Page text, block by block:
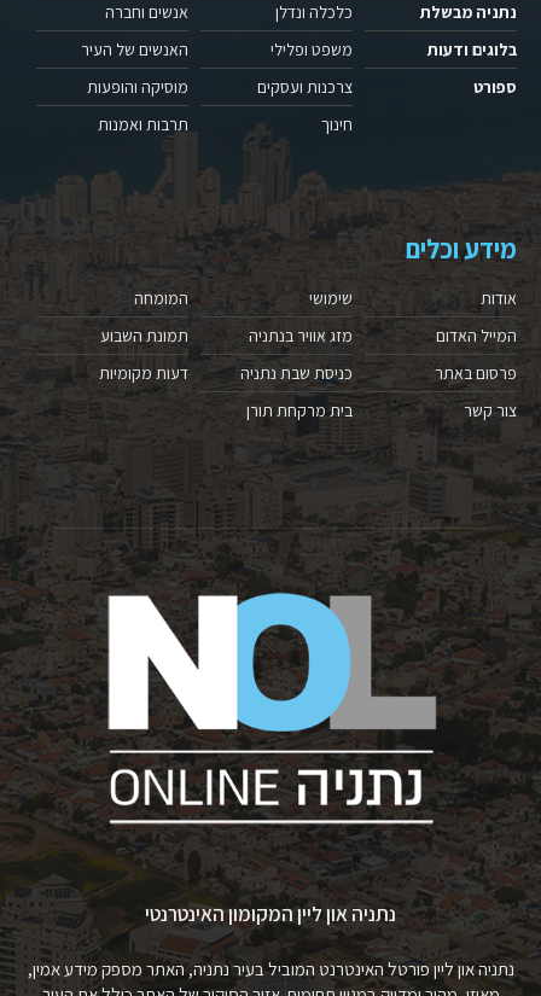
נתניה מבשלת
בלוגים ודעות
ספורט
כלכלה ונדלן
משפט ופלילי
צרכנות ועסקים
חינוך
אנשים וחברה
האנשים של העיר
מוסיקה והופעות
תרבות ואמנות
מידע וכלים
אודות
המייל האדום
פרסום באתר
צור קשר
שימושי
מזג אוויר בנתניה
כניסת שבת נתניה
בית מרקחת תורן
המומחה
תמונת השבוע
דעות מקומיות
נתניה און ליין המקומון האינטרנטי
נתניה און ליין פורטל האינטרנט המוביל בעיר נתניה, האתר מספק מידע אמין,